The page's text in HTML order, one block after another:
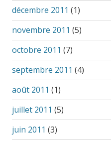
décembre 2011 (1)
novembre 2011 (5)
octobre 2011 (7)
septembre 2011 (4)
août 2011 (1)
juillet 2011 (5)
juin 2011 (3)